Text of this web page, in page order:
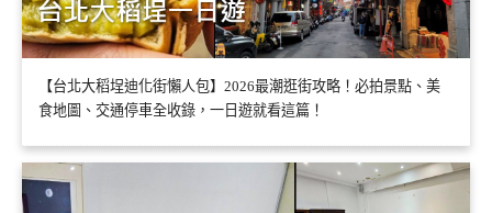
【台北大稻埕迪化街懶人包】2026最潮逛街攻略！必拍景點、美
食地圖、交通停車全收錄，一日遊就看這篇！